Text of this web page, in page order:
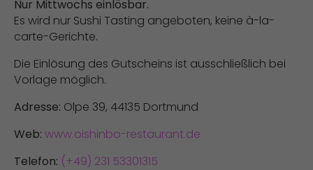
Nur Mittwochs einlösbar.
Es wird nur Sushi Tasting angeboten, keine à-la-
carte-Gerichte.
Die Einlösung des Gutscheins ist ausschließlich bei
Vorlage möglich.
Adresse: Olpe 39, 44135 Dortmund
Web: www.oishinbo-restaurant.de
Telefon: (+49) 231 53301315